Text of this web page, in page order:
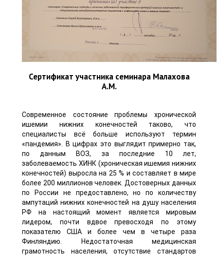
Сертификат участника семинара Малахова
А.М.
Современное состояние проблемы хронической
ишемии нижних конечностей таково, что
специалисты всё больше используют термин
«пандемия». В цифрах это выглядит примерно так,
по данным ВОЗ, за последние 10 лет,
заболеваемость ХИНК (хроническая ишемия нижних
конечностей) выросла на 25 % и составляет в мире
более 200 миллионов человек. Достоверных данных
по России не предоставлено, но по количеству
ампутаций нижних конечностей на душу населения
РФ на настоящий момент является мировым
лидером, почти вдвое превосходя по этому
показателю США и более чем в четыре раза
Финляндию. Недостаточная медицинская
грамотность населения, отсутствие стандартов